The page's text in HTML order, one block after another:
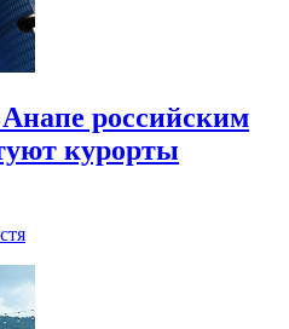
российским
курорты